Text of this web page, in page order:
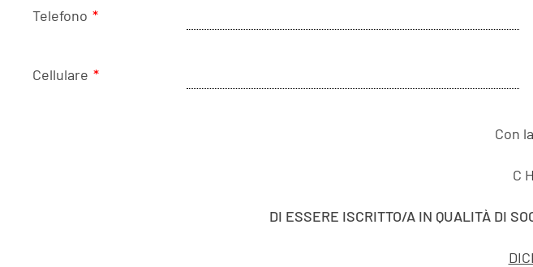
Telefono *
Cellulare *
Con
C
DI ESSERE ISCRITTO/A IN QUALITÀ DI